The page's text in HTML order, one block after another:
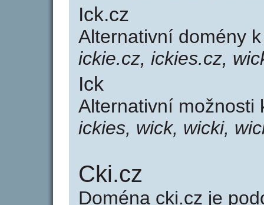
Ick.cz
Alternativní domény
ickie.cz, ickies.cz,
Ick
Alternativní možnosti
ickies, wick, wicki,
Cki.cz
Doména cki.cz je